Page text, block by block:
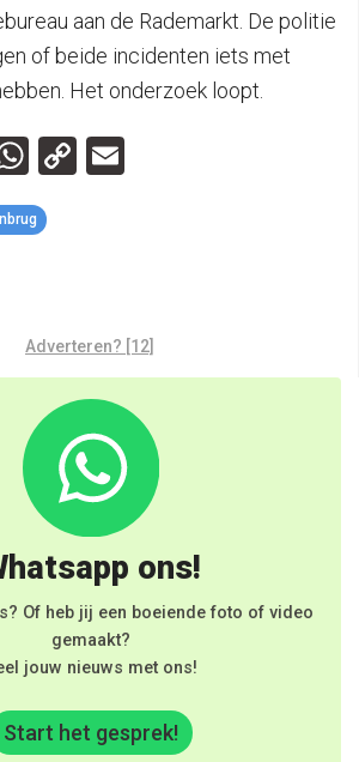
aan de Rademarkt. De politie
of beide incidenten iets met
Het onderzoek loopt.
WhatsApp
Copy
Adverteren? [12]
ons!
Of heb jij een boeiende foto of video
gemaakt?
jouw nieuws met ons!
Start het gesprek!